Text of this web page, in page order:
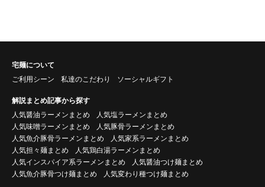
宅麺について
ご利用シーン
私達のこだわり ソーシャルギフト
解説まとめ記事から探す
人気醤油ラーメンまとめ
人気塩ラーメンまとめ
人気味噌ラーメンまとめ
人気豚骨ラーメンまとめ
人気魚介豚骨ラーメンまとめ
人気家系ラーメンまとめ
人気担々麺まとめ
人気鶏白湯ラーメンまとめ
人気インスパイア系ラーメンまとめ
人気醤油つけ麺まとめ
人気魚介豚骨つけ麺まとめ
人気変わり種つけ麺まとめ